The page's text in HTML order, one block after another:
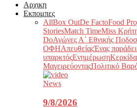
Αρχικη
Εκπομπες
AllBox OutDe FactoFood
StoriesMatch TimeMiss
DoΑγώνες Α΄ Εθνικής
ΟΦΗΑπευθείαςΈνας
υπαρκτόςΕνημέρωση
ΜαγειρεύονταςΠολιτικό
News
9/8/2026